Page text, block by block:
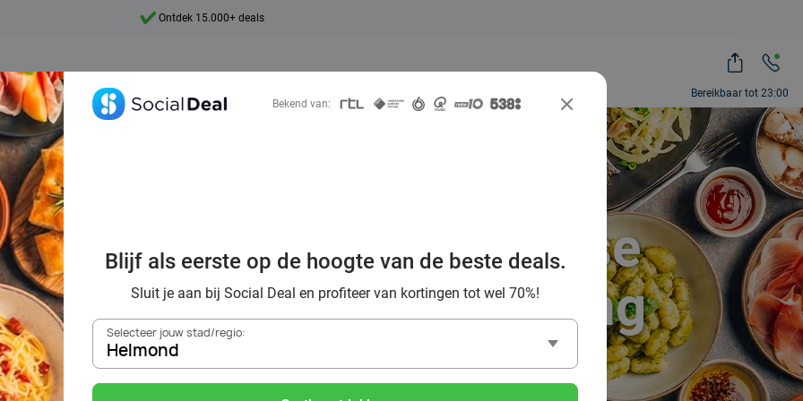
Bereikbaar tot 23:00
Ontdek 15.000+ deals
de beste Italiaanse
in Helmond en omgeving
Bekend van:
Blijf als eerste op de hoogte van de beste deals.
Sluit je aan bij Social Deal en profiteer van kortingen tot wel 70%!
Selecteer jouw stad/regio:
Helmond